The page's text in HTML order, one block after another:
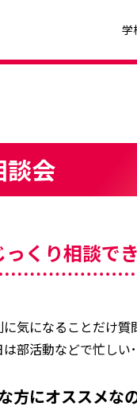
学
談会
くり相談で
気になることだけ質
部活動などで忙しい
方にオススメな